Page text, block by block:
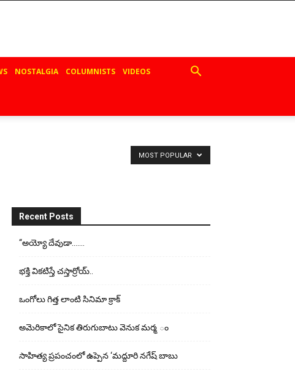
NOSTALGIA COLUMNISTS VIDEOS
MOST POPULAR
Recent Posts
“అయ్యో దేవుడా…….
భ‌క్తి విక‌టిస్తే చ‌స్తార్రోయ్‌..
ఒంగోలు గిత్త లాంటి సినిమా క్రాక్
అమెరికాలో సైనిక తిరుగుబాటు వెనుక మర్మ ం
సాహిత్య ప్రపంచంలో ఉప్పెన ‘మద్దూరి నగేష్ బాబు